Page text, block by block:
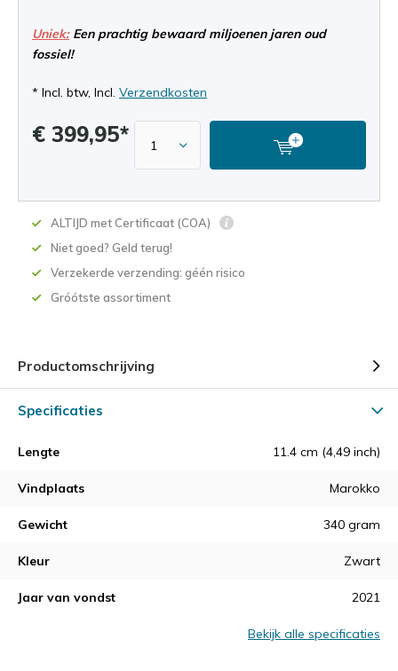
Uniek:Een prachtig bewaard miljoenen jaren oud
fossiel!
* Incl. btw, Incl. Verzendkosten
€ 399,95*
ALTIJD met Certificaat (COA)
Niet goed? Geld terug!
Verzekerde verzending: géén risico
Gróótste assortiment
Productomschrijving
Specificaties
Lengte 11.4 cm (4,49 inch)
Vindplaats Marokko
Gewicht 340 gram
Kleur Zwart
Jaar van vondst 2021
Bekijk alle specificaties